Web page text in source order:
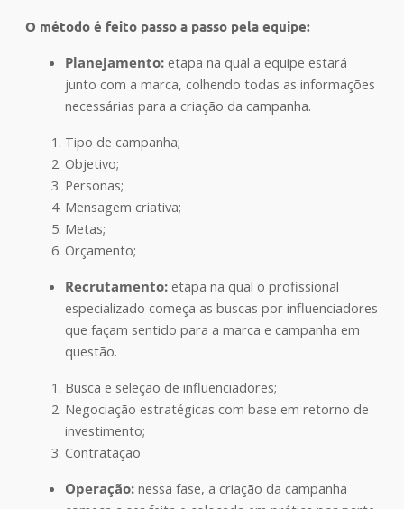
O método é feito passo a passo pela equipe:
Planejamento:etapa na qual a equipe estará
junto com a marca, colhendo todas as informações
necessárias para a criação da campanha.
Tipo de campanha;
Objetivo;
Personas;
Mensagem criativa;
Metas;
Orçamento;
Recrutamento: etapa na qual o profissional
especializado começa as buscas por influenciadores
que façam sentido para a marca e campanha em
questão.
Busca e seleção de influenciadores;
Negociação estratégicas com base em retorno de
investimento;
Contratação
Operação: nessa fase, a criação da campanha